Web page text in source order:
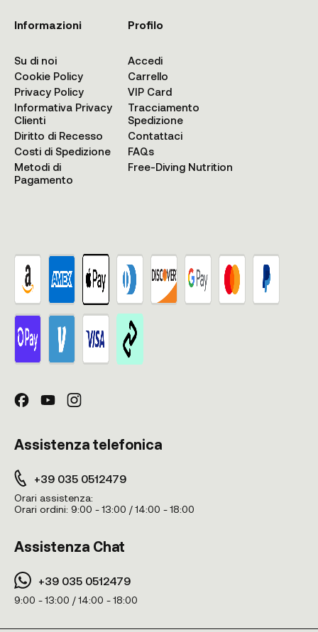
Informazioni
Su di noi
Cookie Policy
Privacy Policy
Informativa Privacy
Clienti
Diritto di Recesso
Costi di Spedizione
Metodi di
Pagamento
Profilo
Accedi
Carrello
VIP Card
Tracciamento
Spedizione
Contattaci
FAQs
Free-Diving Nutrition
Assistenza telefonica
+39 035 0512479
Orari assistenza:
Orari ordini: 9:00 - 13:00 / 14:00 - 18:00
Assistenza Chat
+39 035 0512479
9:00 - 13:00 / 14:00 - 18:00